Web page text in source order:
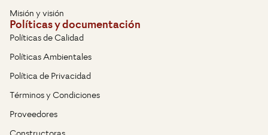
Misión y visión
Políticas y documentación
Políticas de Calidad
Políticas Ambientales
Política de Privacidad
Términos y Condiciones
Proveedores